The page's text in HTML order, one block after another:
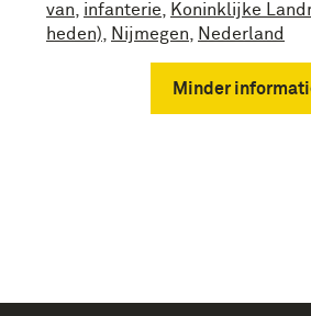
van
infanterie
Koninklijke
heden)
Nijmegen Nederland
Minder